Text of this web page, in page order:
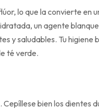
lo que la convierte en
un agente
y saludables. Tu higiene
té verde.
bien los dientes